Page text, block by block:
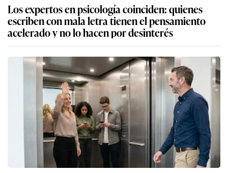
Los expertos en psicología coinciden: quienes
escriben con mala letra tienen el pensamiento
acelerado y no lo hacen por desinterés